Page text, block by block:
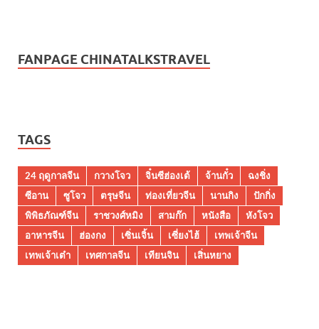
FANPAGE CHINATALKSTRAVEL
TAGS
24 ฤดูกาลจีน กวางโจว จิ๋นซีฮ่องเต้ จ้านกั๋ว
ฉงชิ่ง
ซีอาน
ซูโจว ตรุษจีน ท่องเที่ยวจีน นานกิง
ปักกิ่ง
พิพิธภัณฑ์จีน
ราชวงศ์หมิง สามก๊ก หนังสือ
หังโจว
อาหารจีน
ฮ่องกง เซิ่นเจิ้น เซี่ยงไฮ้
เทพเจ้าจีน
เทพเจ้าเต๋า
เทศกาลจีน เทียนจิน เสิ่นหยาง